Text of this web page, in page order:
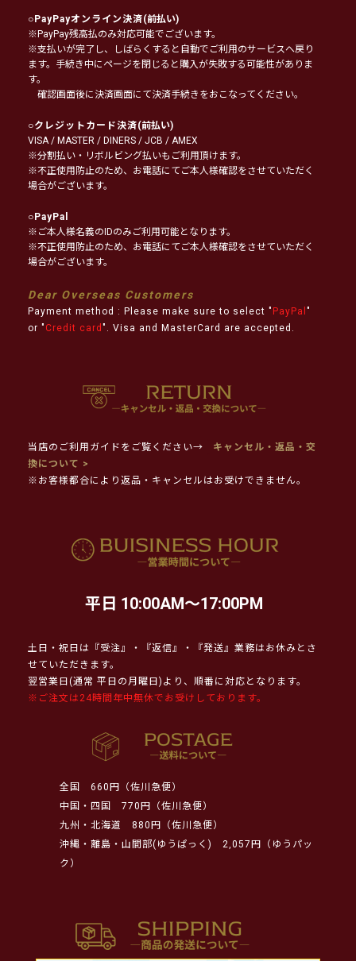
○PayPayオンライン決済(前払い)
※PayPay残高払のみ対応可能でございます。
※支払いが完了し、しばらくすると自動でご利用のサービスへ戻り
ます。手続き中にページを閉じると購入が失敗する可能性がありま
す。
確認画面後に決済画面にて決済手続きをおこなってください。
○クレジットカード決済(前払い)
VISA / MASTER / DINERS / JCB / AMEX
※分割払い・リボルビング払いもご利用頂けます。
※不正使用防止のため、お電話にてご本人様確認をさせていただく
場合がございます。
○PayPal
※ご本人様名義のIDのみご利用可能となります。
※不正使用防止のため、お電話にてご本人様確認をさせていただく
場合がございます。
Dear Overseas Customers
Payment method : Please make sure to select " PayPal "
or " Credit card ". Visa and MasterCard are accepted.
当店のご利用ガイドをご覧ください→
キャンセル・返品・交
換について >
※お客様都合により返品・キャンセルはお受けできません。
平日 10:00AM～17:00PM
土日・祝日は『受注』・『返信』・『発送』業務はお休みとさ
せていただきます。
翌営業日(通常 平日の月曜日)より、順番に対応となります。
※ご注文は24時間年中無休でお受けしております。
全国
660円（佐川急便）
中国・四国
770円（佐川急便）
九州・北海道
880円（佐川急便）
沖縄・離島・山間部(ゆうぱっく)
2,057円（ゆうパッ
ク）